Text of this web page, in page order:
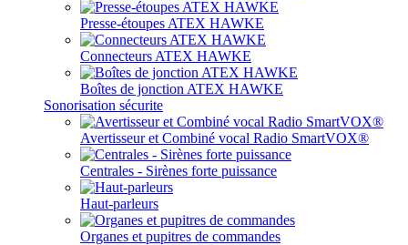
Presse-étoupes ATEX HAWKE
Connecteurs ATEX HAWKE
Boîtes de jonction ATEX HAWKE
Sonorisation sécurite
Avertisseur et Combiné vocal Radio SmartVOX®
Centrales - Sirènes forte puissance
Haut-parleurs
Organes et pupitres de commandes